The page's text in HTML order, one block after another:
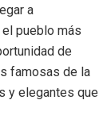
a
pueblo más
de
famosas de la
y elegantes que